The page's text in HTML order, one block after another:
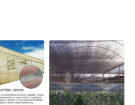
Lona Agrícola Branca
Lona Agrícola para Silagem
Lona Agrícola Preta
Lona
Ráfia de Solo Carijo
Ráfia de